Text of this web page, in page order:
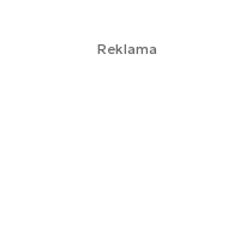
Reklama